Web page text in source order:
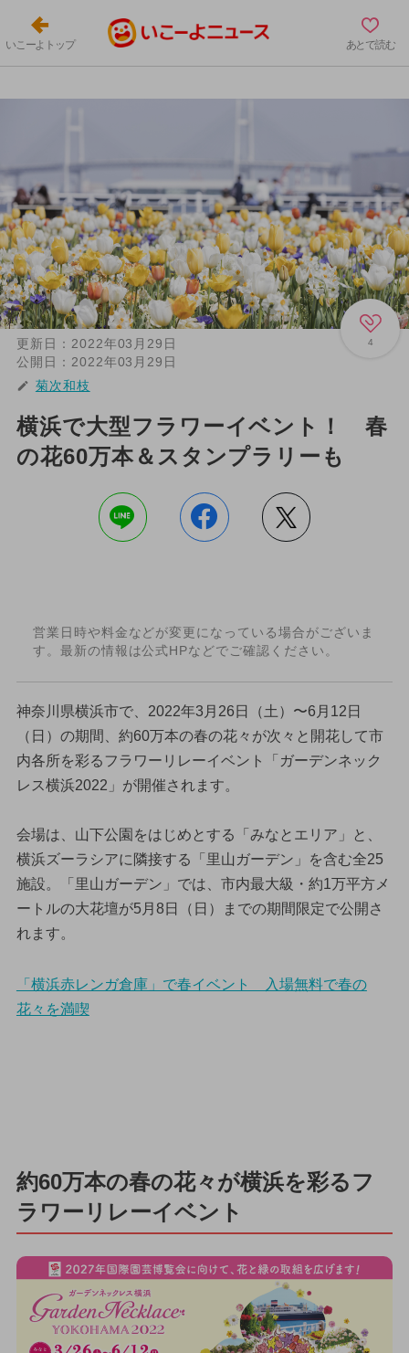
いこーよトップ あとで読む
4
更新日： 2022年03月29日
公開日： 2022年03月29日
菊次和枝
横浜で大型フラワーイベント！ 春
の花60万本＆スタンプラリーも
営業日時や料金などが変更になっている場合がございま
す。最新の情報は公式HPなどでご確認ください。
神奈川県横浜市で、2022年3月26日（土）〜6月12日
（日）の期間、約60万本の春の花々が次々と開花して市
内各所を彩るフラワーリレーイベント「ガーデンネック
レス横浜2022」が開催されます。
会場は、山下公園をはじめとする「みなとエリア」と、
横浜ズーラシアに隣接する「里山ガーデン」を含む全25
施設。「里山ガーデン」では、市内最大級・約1万平方メ
ートルの大花壇が5月8日（日）までの期間限定で公開さ
れます。
「横浜赤レンガ倉庫」で春イベント 入場無料で春の
花々を満喫
約60万本の春の花々が横浜を彩るフ
ラワーリレーイベント